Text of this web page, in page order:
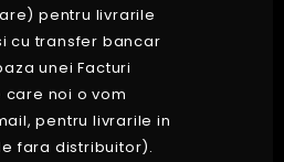
pentru livrarile
cu transfer bancar
unei Facturi
noi o vom
pentru livrarile in
fara distribuitor).